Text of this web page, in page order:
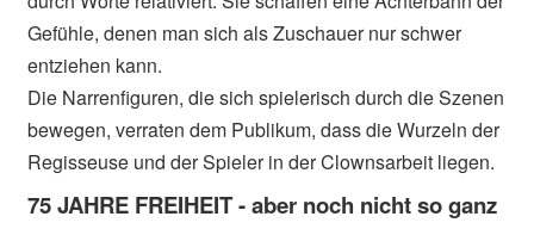
Gefühle, denen man sich als Zuschauer nur schwer
entziehen kann.
Die Narrenfiguren, die sich spielerisch durch die Szenen
bewegen, verraten dem Publikum, dass die Wurzeln der
Regisseuse und der Spieler in der Clownsarbeit liegen.
75 JAHRE FREIHEIT - aber noch nicht so ganz